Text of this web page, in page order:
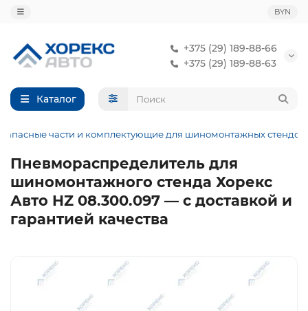
BYN
+375 (29) 189-88-66
+375 (29) 189-88-63
Каталог
Запасные части и комплектующие для шиномонтажных стендов
Пневмораспределитель для
шиномонтажного стенда Хорекс
Авто HZ 08.300.097 — с доставкой и
гарантией качества